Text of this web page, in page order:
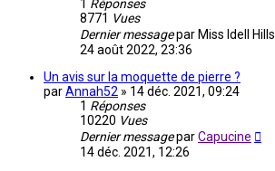
1 Réponses
8771 Vues
Dernier messagepar Miss Idell Hills
24 août 2022, 23:36
Un avis sur la moquette de pierre ?
parAnnah52 » 14 déc. 2021, 09:24
1 Réponses
10220 Vues
Dernier messageparCapucine
14 déc. 2021, 12:26